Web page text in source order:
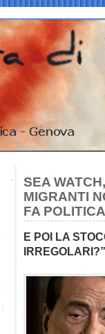
SEA
MIGRANTI
FA
E POI LA